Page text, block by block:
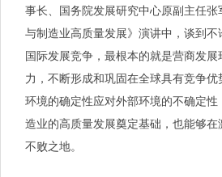
事长、国务院发展研究中心原副主任
与制造业高质量发展》演讲中，谈到不
国际发展竞争，最根本的就是营商发
力，不断形成和巩固在全球具有竞争
环境的确定性应对外部环境的不确定性
造业的高质量发展奠定基础，也能够
不败之地。